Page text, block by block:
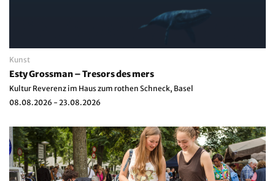
Kunst
Esty Grossman – Tresors des mers
Kultur Reverenz im Haus zum rothen Schneck, Basel
08.08.2026 - 23.08.2026